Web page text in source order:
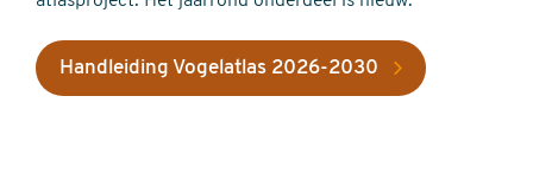
Handleiding Vogelatlas 2026-2030